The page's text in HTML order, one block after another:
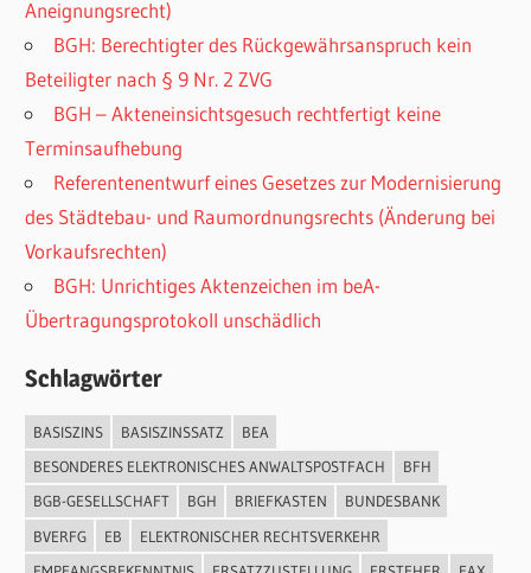
Aneignungsrecht)
BGH: Berechtigter des Rückgewährsanspruch kein
Beteiligter nach § 9 Nr. 2 ZVG
BGH – Akteneinsichtsgesuch rechtfertigt keine
Terminsaufhebung
Referentenentwurf eines Gesetzes zur Modernisierung
des Städtebau- und Raumordnungsrechts (Änderung bei
Vorkaufsrechten)
BGH: Unrichtiges Aktenzeichen im beA-
Übertragungsprotokoll unschädlich
Schlagwörter
BASISZINS BASISZINSSATZ
BEA
BESONDERES ELEKTRONISCHES ANWALTSPOSTFACH
BFH
BGB-GESELLSCHAFT
BGH BRIEFKASTEN
BUNDESBANK
BVERFG
EB
ELEKTRONISCHER RECHTSVERKEHR